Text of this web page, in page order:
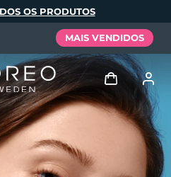
OS PRODUTOS
MAIS VENDIDOS
Entrar
Perfil de usuário